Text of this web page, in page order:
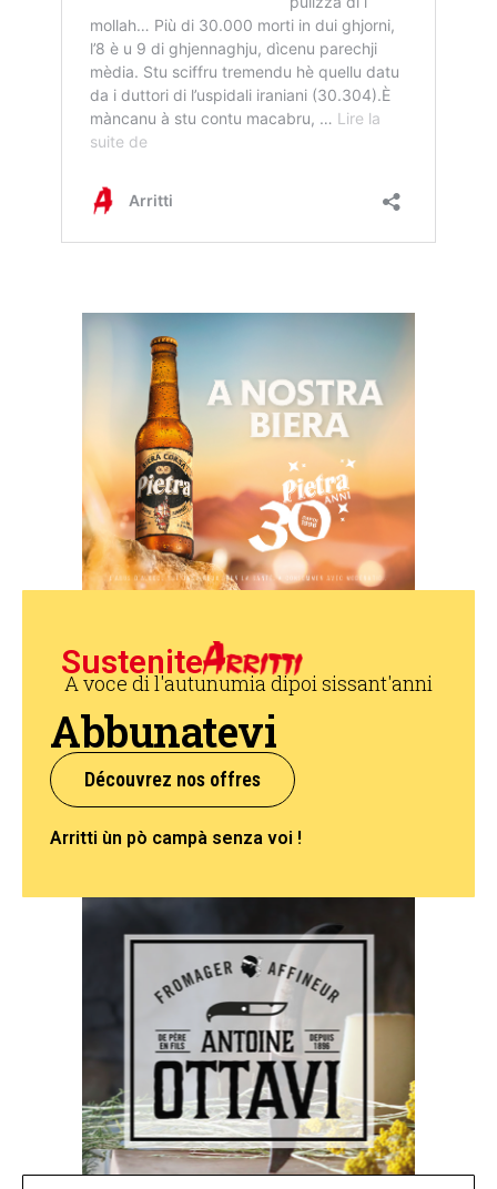
Sustenite
A voce di l'autunumia dipoi sissant'anni
Abbunatevi
Découvrez nos offres
Arritti ùn pò campà senza voi !